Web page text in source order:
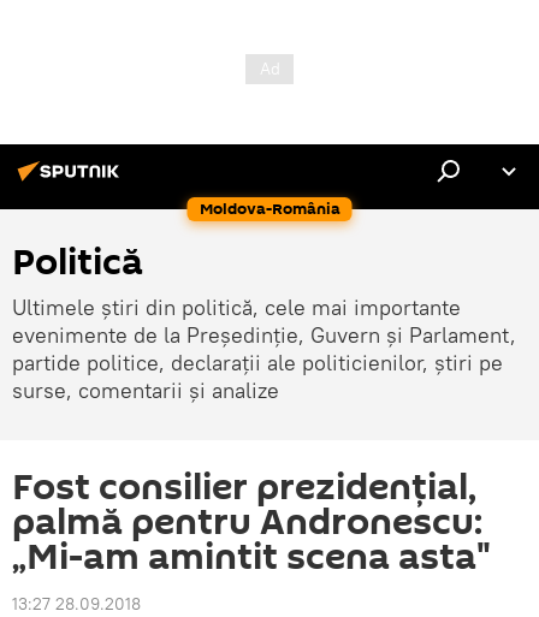
Moldova-România
Politică
Ultimele știri din politică, cele mai importante
evenimente de la Președinție, Guvern și Parlament,
partide politice, declarații ale politicienilor, știri pe
surse, comentarii și analize
Fost consilier prezidenţial,
palmă pentru Andronescu:
„Mi-am amintit scena asta"
13:27 28.09.2018